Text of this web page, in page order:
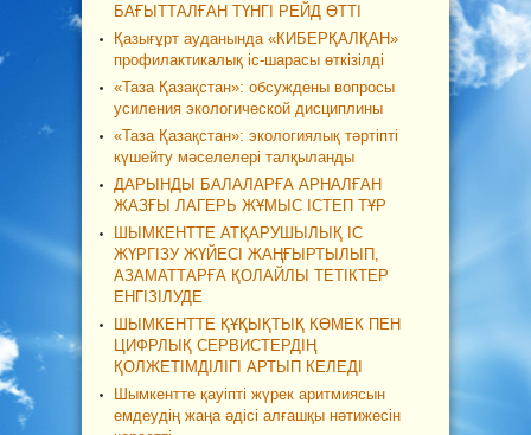
БАҒЫТТАЛҒАН ТҮНГІ РЕЙД ӨТТІ
Қазығұрт ауданында «КИБЕРҚАЛҚАН»
профилактикалық іс-шарасы өткізілді
«Таза Қазақстан»: обсуждены вопросы
усиления экологической дисциплины
«Таза Қазақстан»: экологиялық тәртіпті
күшейту мәселелері талқыланды
ДАРЫНДЫ БАЛАЛАРҒА АРНАЛҒАН
ЖАЗҒЫ ЛАГЕРЬ ЖҰМЫС ІСТЕП ТҰР
ШЫМКЕНТТЕ АТҚАРУШЫЛЫҚ ІС
ЖҮРГІЗУ ЖҮЙЕСІ ЖАҢҒЫРТЫЛЫП,
АЗАМАТТАРҒА ҚОЛАЙЛЫ ТЕТІКТЕР
ЕНГІЗІЛУДЕ
ШЫМКЕНТТЕ ҚҰҚЫҚТЫҚ КӨМЕК ПЕН
ЦИФРЛЫҚ СЕРВИСТЕРДІҢ
ҚОЛЖЕТІМДІЛІГІ АРТЫП КЕЛЕДІ
Шымкентте қауіпті жүрек аритмиясын
емдеудің жаңа әдісі алғашқы нәтижесін